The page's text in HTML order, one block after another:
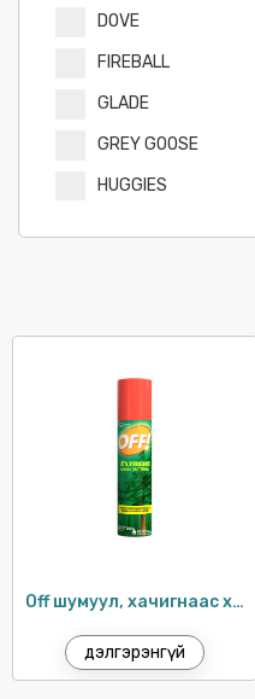
DOVE
FIREBALL
GLADE
GREY GOOSE
HUGGIES
KOREGA
KOTEX
LIPTON
MR MUSCLE
OMO
P/S
PARODONTAX
Off шумуул, хачигнаас хамгаалах шүршигч
дэлгэрэнгүй